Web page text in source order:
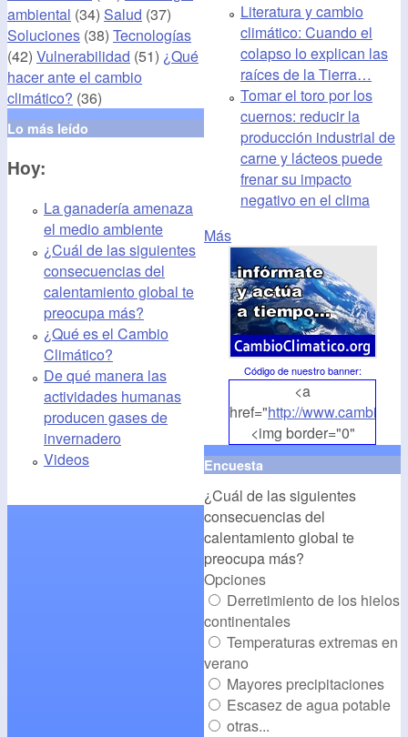
ambiental (34) Salud (37)
Soluciones (38) Tecnologías
(42) Vulnerabilidad (51) ¿Qué
hacer ante el cambio
climático? (36)
Lo más leído
Hoy:
La ganadería amenaza
el medio ambiente
¿Cuál de las siguientes
consecuencias del
calentamiento global te
preocupa más?
¿Qué es el Cambio
Climático?
De qué manera las
actividades humanas
producen gases de
invernadero
Videos
Literatura y cambio
climático: Cuando el
colapso lo explican las
raíces de la Tierra…
Tomar el toro por los
cuernos: reducir la
producción industrial de
carne y lácteos puede
frenar su impacto
negativo en el clima
Más
Código de nuestro banner:
<a
href="http://
<img border="0"
align="middle"
src="http://
alt="CambioClimatico.org"
/></a>
Encuesta
¿Cuál de las siguientes
consecuencias del
calentamiento global te
preocupa más?
Opciones
Derretimiento de los hielos
continentales
Temperaturas extremas en
verano
Mayores precipitaciones
Escasez de agua potable
otras...